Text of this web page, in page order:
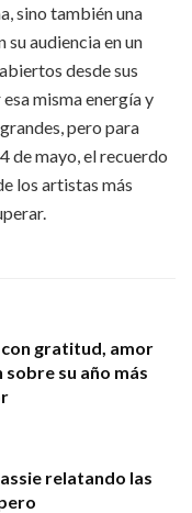
sino también una
su audiencia en un
desde sus
misma energía y
pero para
de mayo, el recuerdo
los artistas más
con gratitud, amor
su año más
relatando las